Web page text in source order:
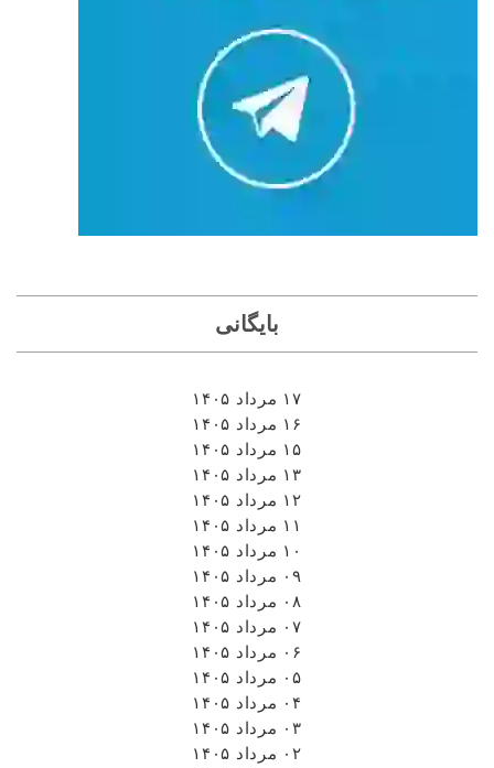
بایگانی
۱۷ مرداد ۱۴۰۵
۱۶ مرداد ۱۴۰۵
۱۵ مرداد ۱۴۰۵
۱۳ مرداد ۱۴۰۵
۱۲ مرداد ۱۴۰۵
۱۱ مرداد ۱۴۰۵
۱۰ مرداد ۱۴۰۵
۰۹ مرداد ۱۴۰۵
۰۸ مرداد ۱۴۰۵
۰۷ مرداد ۱۴۰۵
۰۶ مرداد ۱۴۰۵
۰۵ مرداد ۱۴۰۵
۰۴ مرداد ۱۴۰۵
۰۳ مرداد ۱۴۰۵
۰۲ مرداد ۱۴۰۵